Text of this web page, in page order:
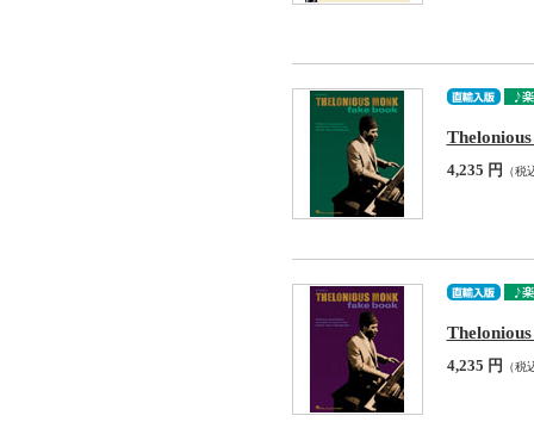
4,235 円 （税
4,235 円 （税